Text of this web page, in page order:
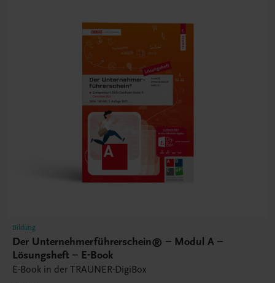
Bildung
Der Unternehmerführerschein® – Modul A –
Lösungsheft – E-Book
E-Book in der TRAUNER-DigiBox